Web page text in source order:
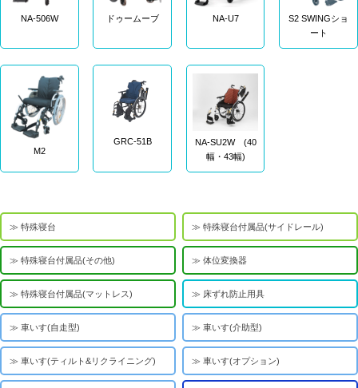
NA-506W ドゥームーブ NA-U7
S2 SWINGショ
ート
M2
GRC-51B
NA-SU2W (40
幅・43幅)
特殊寝台 特殊寝台付属品(サイドレール)
特殊寝台付属品(その他) 体位変換器
特殊寝台付属品(マットレス) 床ずれ防止用具
車いす(自走型) 車いす(介助型)
車いす(ティルト&リクライニング) 車いす(オプション)